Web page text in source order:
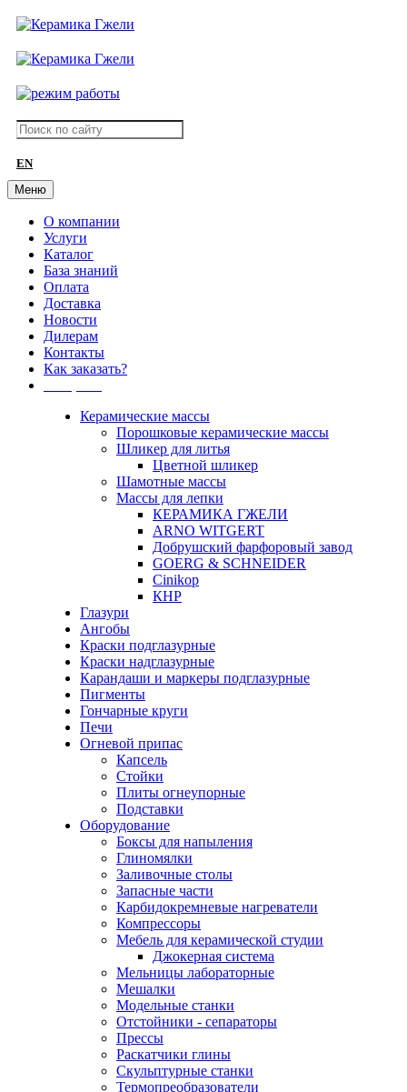
EN
Меню
О компании
Услуги
Каталог
База знаний
Оплата
Доставка
Новости
Дилерам
Контакты
Как заказать?
Керамические массы
Порошковые керамические массы
Шликер для литья
Цветной шликер
Шамотные массы
Массы для лепки
КЕРАМИКА ГЖЕЛИ
ARNO WITGERT
Добрушский фарфоровый завод
GOERG & SCHNEIDER
Cinikop
КНР
Глазури
Ангобы
Краски подглазурные
Краски надглазурные
Карандаши и маркеры подглазурные
Пигменты
Гончарные круги
Печи
Огневой припас
Капсель
Стойки
Плиты огнеупорные
Подставки
Оборудование
Боксы для напыления
Глиномялки
Заливочные столы
Запасные части
Карбидокремневые нагреватели
Компрессоры
Мебель для керамической студии
Джокерная система
Мельницы лабораторные
Мешалки
Модельные станки
Отстойники - сепараторы
Прессы
Раскатчики глины
Скульптурные станки
Термопреобразователи